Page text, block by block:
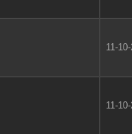
11-
11-